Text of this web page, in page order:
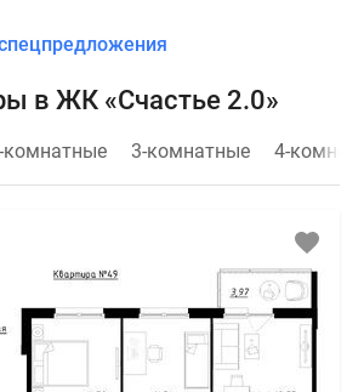
в ЖК «Счастье 2.0»
комнатные 3-комнатные 4-